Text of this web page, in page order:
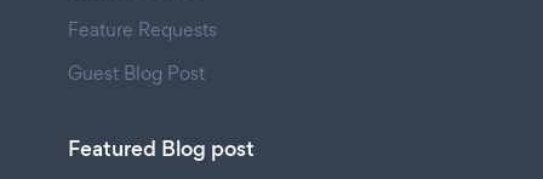
Feature Requests
Guest Blog Post
Featured Blog post